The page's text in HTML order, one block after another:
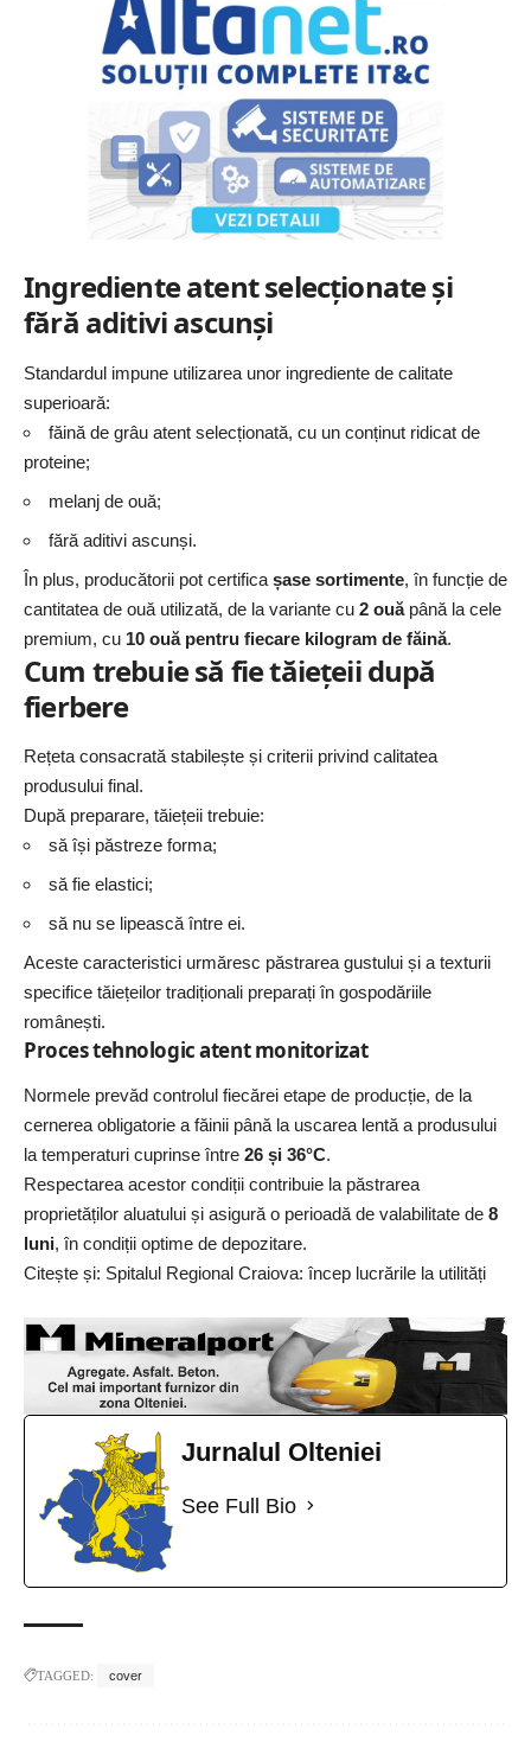
Ingrediente atent selecționate și
fără aditivi ascunși
Standardul impune utilizarea unor ingrediente de calitate
superioară:
făină de grâu atent selecționată, cu un conținut ridicat de
proteine;
melanj de ouă;
fără aditivi ascunși.
În plus, producătorii pot certifica șase sortimente, în funcție de
cantitatea de ouă utilizată, de la variante cu 2 ouăpână la cele
premium, cu 10 ouă pentru fiecare kilogram de făină.
Cum trebuie să fie tăiețeii după
fierbere
Rețeta consacrată stabilește și criterii privind calitatea
produsului final.
După preparare, tăiețeii trebuie:
să își păstreze forma;
să fie elastici;
să nu se lipească între ei.
Aceste caracteristici urmăresc păstrarea gustului și a texturii
specifice tăiețeilor tradiționali preparați în gospodăriile
românești.
Proces tehnologic atent monitorizat
Normele prevăd controlul fiecărei etape de producție, de la
cernerea obligatorie a făinii până la uscarea lentă a produsului
la temperaturi cuprinse între 26 și 36°C.
Respectarea acestor condiții contribuie la păstrarea
proprietăților aluatului și asigură o perioadă de valabilitate de 8
luni, în condiții optime de depozitare.
Citește și: Spitalul Regional Craiova: încep lucrările la utilități
Jurnalul Olteniei
See Full Bio
TAGGED: cover